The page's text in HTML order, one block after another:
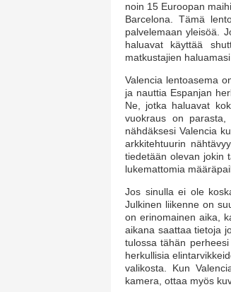
noin 15 Euroopan
Barcelona. Tämä
palvelemaan yleisöä.
haluavat käyttää
matkustajien
Valencia lentoasema
ja nauttia Espanjan
Ne, jotka haluavat
vuokraus on
nähdäksesi Valencia
arkkitehtuurin
tiedetään olevan jokin
lukemattomia
Jos sinulla ei ole
Julkinen liikenne on
on erinomainen aika,
aikana saattaa tietoja
tulossa tähän
herkullisia
valikosta. Kun
kamera, ottaa myös